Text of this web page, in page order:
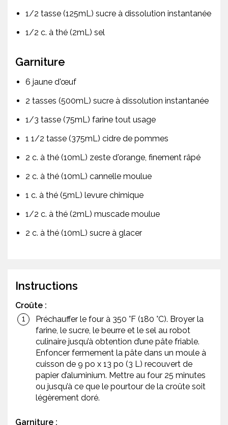
1/2 tasse (125mL) sucre à dissolution instantanée
1/2 c. à thé (2mL) sel
Garniture
6 jaune d'œuf
2 tasses (500mL) sucre à dissolution instantanée
1/3 tasse (75mL) farine tout usage
1 1/2 tasse (375mL) cidre de pommes
2 c. à thé (10mL) zeste d'orange, finement râpé
2 c. à thé (10mL) cannelle moulue
1 c. à thé (5mL) levure chimique
1/2 c. à thé (2mL) muscade moulue
2 c. à thé (10mL) sucre à glacer
Instructions
Croûte :
Préchauffer le four à 350 °F (180 °C). Broyer la
farine, le sucre, le beurre et le sel au robot
culinaire jusqu’à obtention d’une pâte friable.
Enfoncer fermement la pâte dans un moule à
cuisson de 9 po x 13 po (3 L) recouvert de
papier d’aluminium. Mettre au four 25 minutes
ou jusqu’à ce que le pourtour de la croûte soit
légèrement doré.
Garniture :